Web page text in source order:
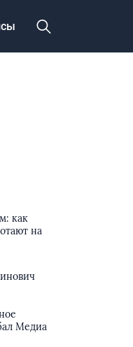
как
на
Медиа